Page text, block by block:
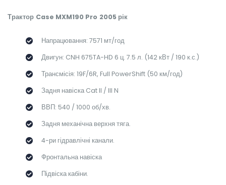
Трактор Case MXM190 Pro 2005 рік
Напрацювання: 7571 мт/год
Двигун: CNH 675TA-HD 6 ц. 7.5 л. (142 кВт / 190 к.с.)
Трансмісія: 19F/6R, Full PowerShift (50 км/год)
Задня навіcка Cat II / III N
ВВП: 540 / 1000 об/хв.
Задня механічна верхня тяга.
4-ри гідравлічні канали.
Фронтальна навіска
Підвіска кабіни.